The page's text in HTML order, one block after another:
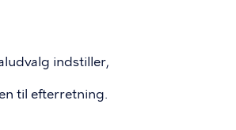
indstiller,
til efterretning.